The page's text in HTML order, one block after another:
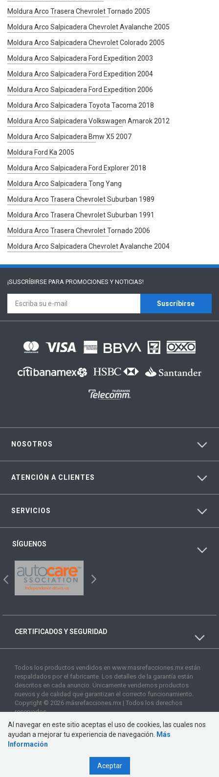
Moldura Arco Trasera Chevrolet Tornado 2005
Moldura Arco Salpicadera Chevrolet Avalanche 2005
Moldura Arco Salpicadera Chevrolet Colorado 2005
Moldura Arco Salpicadera Ford Expedition 2003
Moldura Arco Salpicadera Ford Expedition 2004
Moldura Arco Salpicadera Ford Expedition 2006
Moldura Arco Salpicadera Toyota Tacoma 2018
Moldura Arco Salpicadera Volkswagen Amarok 2012
Moldura Arco Salpicadera Bmw X5 2007
Moldura Ford Ka 2005
Moldura Arco Salpicadera Ford Explorer 2018
Moldura Arco Salpicadera Tong Yang
Moldura Arco Trasera Chevrolet Suburban 1989
Moldura Arco Trasera Chevrolet Suburban 1991
Moldura Arco Trasera Chevrolet Tornado 2006
Moldura Arco Salpicadera Chevrolet Avalanche 2004
¡SUSCRÍBIRSE PARA PROMOCIONES Y NOTICIAS!
Suscríbirse
NOSOTROS
ATENCIÓN A CLIENTES
SERVICIOS
SÍGUENOS
CERTIFICADOS Y SEGURIDAD
Todos los productos vendidos en www.masrefacciones.mx están
respaldados por el fabricante. Los detalles de la garantía están
descritos en cada anuncio. Únicamente vendemos productos
nuevos y de calidad que garantizan el correcto funcionamiento.
Copyright © 2026 másrefacciones.mx | Todos los derechos
reservados
Al navegar en este sitio aceptas el uso de cookies, las cuales nos
ayudan a mejorar tu experiencia de navegación.
Más
Información
Aceptar